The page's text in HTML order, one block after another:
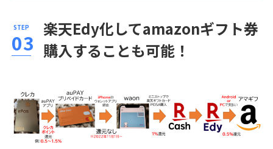
楽天Edy化してamazonギフト券
購入することも可能！